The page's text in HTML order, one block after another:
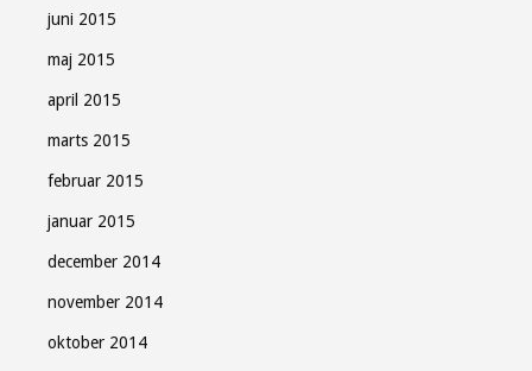
juni 2015
maj 2015
april 2015
marts 2015
februar 2015
januar 2015
december 2014
november 2014
oktober 2014